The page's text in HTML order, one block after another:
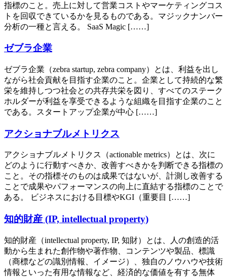
指標のこと。売上に対して営業コストやマーケティングコス
トを回収できているかを見るものである。マジックナンバー
分析の一種と言える。 SaaS Magic [……]
ゼブラ企業
ゼブラ企業（zebra startup, zebra company）とは、利益を出し
ながら社会貢献を目指す企業のこと。企業として持続的な繁
栄を維持しつつ社会との共存共栄を図り、すべてのステーク
ホルダーが利益を享受できるような組織を目指す企業のこと
である。スタートアップ企業が中心 [……]
アクショナブルメトリクス
アクショナブルメトリクス（actionable metrics）とは、次に
どのように行動すべきか、改善すべきかを判断できる指標の
こと。その指標そのものは成果ではないが、計測し改善する
ことで成果やパフォーマンスの向上に直結する指標のことで
ある。 ビジネスにおける目標やKGI（重要目 [……]
知的財産 (IP, intellectual property)
知的財産（intellectual property, IP, 知財）とは、人の創造的活
動から生まれた創作物や著作物、コンテンツや製品、標識
（商標などの識別情報、イメージ）、独自のノウハウや技術
情報といった有用な情報など、経済的な価値を有する無体